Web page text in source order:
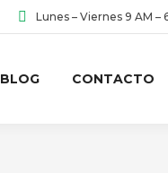
Lunes – Viernes 9 AM –
BLOG CONTACTO